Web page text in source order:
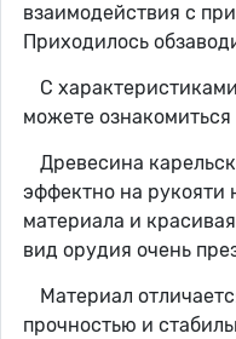
взаимодействия с
Приходилось
С
можете
Древесина
эффектно на рукояти
материала и
вид орудия очень
Материал
прочностью и